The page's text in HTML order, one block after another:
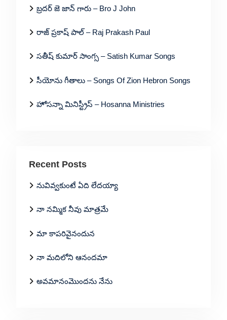
బ్రదర్ జె జాన్ గారు – Bro J John
రాజ్ ప్రకాష్ పాల్ – Raj Prakash Paul
సతీష్ కుమార్ సాంగ్స – Satish Kumar Songs
సీయోను గీతాలు – Songs Of Zion Hebron Songs
హోసన్నా మినిస్ట్రీస్ – Hosanna Ministries
Recent Posts
నువివ్వకుంటే ఏది లేదయ్యా
నా నమ్మిక నీవు మాత్రమే
మా కాపరివైనందున
నా మదిలోని ఆనందమా
అవమానంమొందను నేను